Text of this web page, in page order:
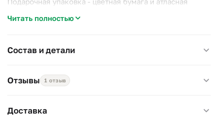
Читать полностью
Состав и детали
Отзывы 1 отзыв
Доставка